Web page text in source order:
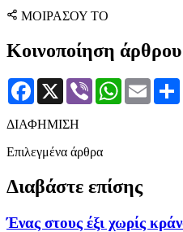
ΜΟΙΡΑΣΟΥ ΤΟ
Κοινοποίηση άρθρου
Facebook
X Viber WhatsApp
Email
ΔΙΑΦΗΜΙΣΗ
Επιλεγμένα άρθρα
Διαβάστε επίσης
Ένας στους έξι χωρίς